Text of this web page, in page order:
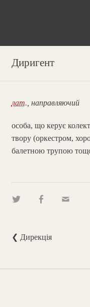
Диригент
лат. , направляючий
особа, що керує
твору (оркестром,
балетною трупою
❮ Дирекція